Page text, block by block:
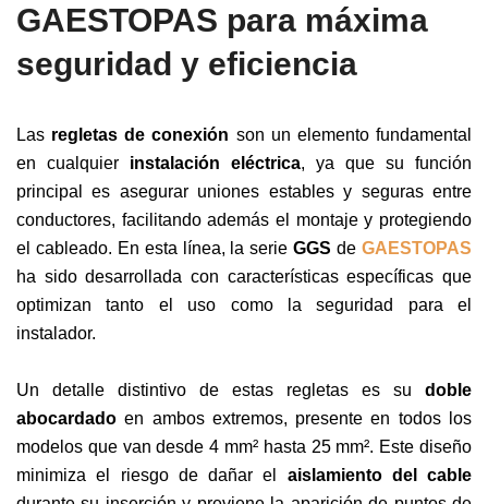
GAESTOPAS para máxima
seguridad y eficiencia
Las regletas de conexión son un elemento fundamental
en cualquier instalación eléctrica, ya que su función
principal es asegurar uniones estables y seguras entre
conductores, facilitando además el montaje y protegiendo
el cableado. En esta línea, la serieGGS deGAESTOPAS
ha sido desarrollada con características específicas que
optimizan tanto el uso como la seguridad para el
instalador.
Un detalle distintivo de estas regletas es su doble
abocardado en ambos extremos, presente en todos los
modelos que van desde 4 mm² hasta 25 mm². Este diseño
minimiza el riesgo de dañar el aislamiento del cable